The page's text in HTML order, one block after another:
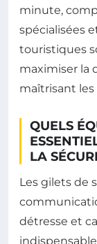
minute,
spécialisées
touristiques
maximiser la
maîtrisant les
QUELS
LA
Les gilets de
détresse et